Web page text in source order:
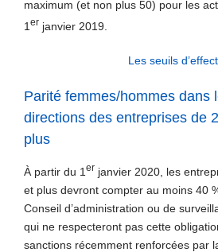
maximum (et non plus 50) pour les
1 er janvier 2019.
Les seuils
Parité femmes/hommes dans
directions des entreprises de
plus
À partir du 1 er janvier 2020, les
et plus devront compter au moins 40
Conseil d’administration ou de
qui ne respecteront pas cette
sanctions récemment renforcées par